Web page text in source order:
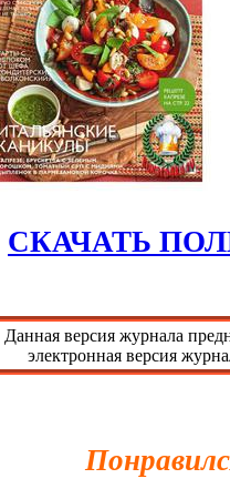
СКАЧАТЬ
Данная версия журнала
электронная версия